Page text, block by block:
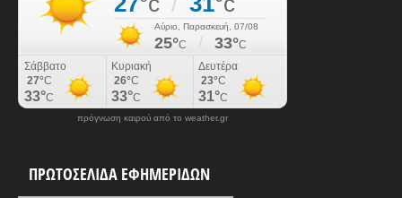
πρόγνωση καιρού από το weather.gr
ΠΡΩΤΟΣΕΛΙΔΑ ΕΦΗΜΕΡΙΔΩΝ